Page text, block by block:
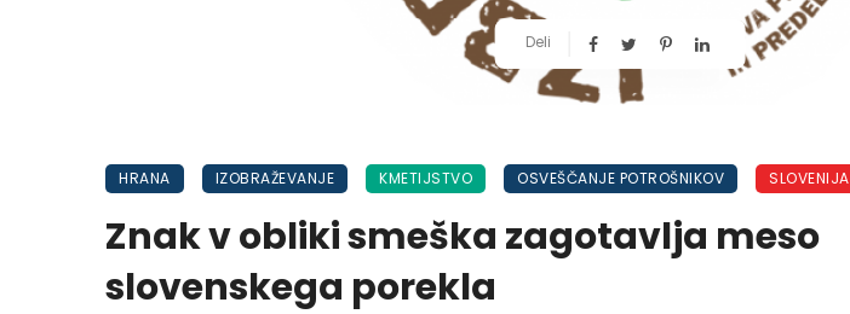
Deli
HRANA IZOBRAŽEVANJE KMETIJSTVO OSVEŠČANJE POTROŠNIKOV SLOVENIJA
Znak v obliki smeška zagotavlja meso
slovenskega porekla